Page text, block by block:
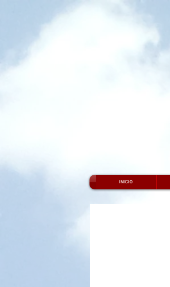
INICIO